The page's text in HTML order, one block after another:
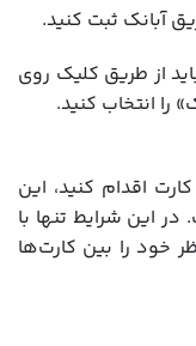
آبانک ثبت کنید.
از طریق کلیک روی
انتخاب کنید.
اقدام کنید، این
این شرایط تنها با
خود را بین کارت‌ها